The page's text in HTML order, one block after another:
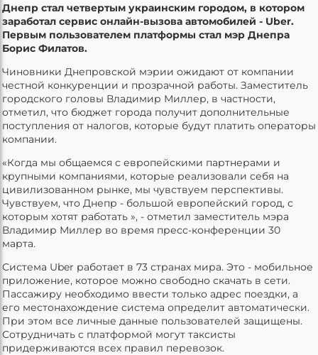
Днепр стал четвертым украинским городом, в котором
заработал сервис онлайн-вызова автомобилей - Uber.
Первым пользователем платформы стал мэр Днепра
Борис Филатов.
Чиновники Днепровской мэрии ожидают от компании
честной конкуренции и прозрачной работы. Заместитель
городского головы Владимир Миллер, в частности,
отметил, что бюджет города получит дополнительные
поступления от налогов, которые будут платить операторы
компании.
«Когда мы общаемся с европейскими партнерами и
крупными компаниями, которые реализовали себя на
цивилизованном рынке, мы чувствуем перспективы.
Чувствуем, что Днепр - большой европейский город, с
которым хотят работать », - отметил заместитель мэра
Владимир Миллер во время пресс-конференции 30
марта.
Система Uber работает в 73 странах мира. Это - мобильное
приложение, которое можно свободно скачать в сети.
Пассажиру необходимо ввести только адрес поездки, а
его местонахождение система определит автоматически.
При этом все личные данные пользователей защищены.
Сотрудничать с платформой могут таксисты
придерживаются всех правил перевозок.